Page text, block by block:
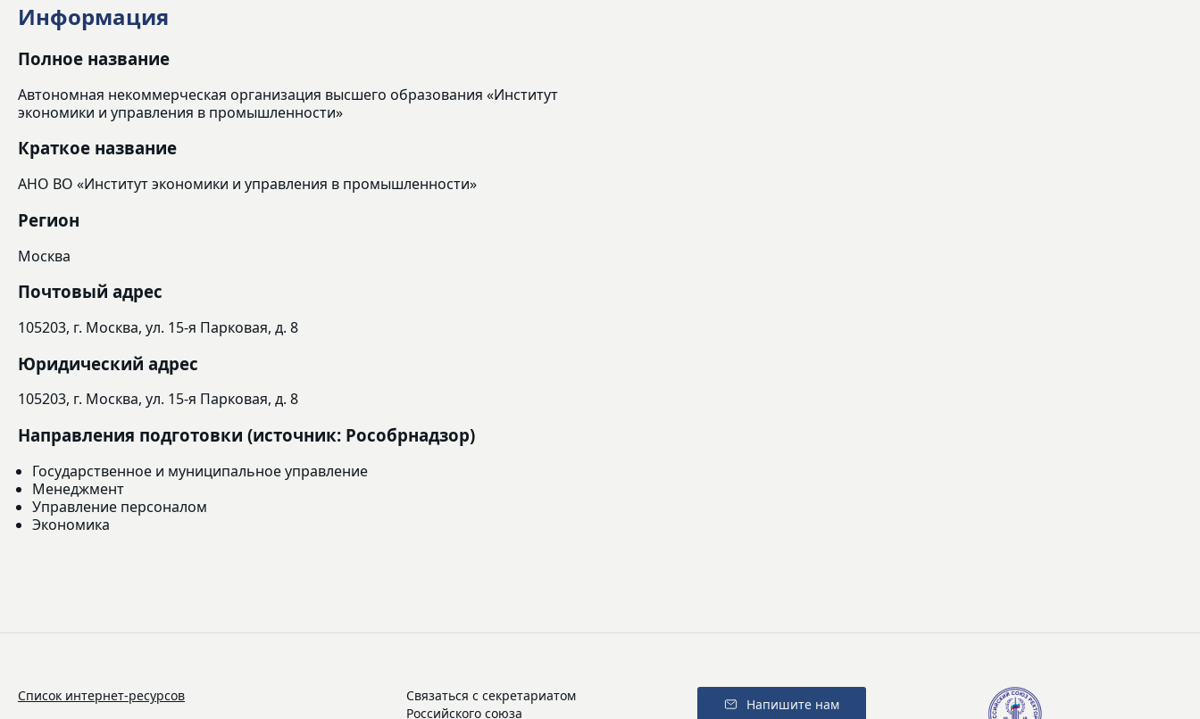
Информация
Полное название
Автономная некоммерческая организация высшего образования «Институт
экономики и управления в промышленности»
Краткое название
АНО ВО «Институт экономики и управления в промышленности»
Регион
Москва
Почтовый адрес
105203, г. Москва, ул. 15-я Парковая, д. 8
Юридический адрес
105203, г. Москва, ул. 15-я Парковая, д. 8
Направления подготовки (источник: Рособрнадзор)
Государственное и муниципальное управление
Менеджмент
Управление персоналом
Экономика
Список интернет-ресурсов
Связаться с секретариатом
Российского союза
Напишите нам